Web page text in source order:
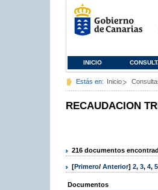
INICIO
Estás en: Inicio
RECAUDACION
216 documentos
[Primero/ Anterior] 2, 3, 4, 5
Documentos